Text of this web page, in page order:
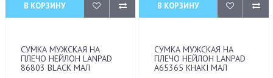
В КОРЗИНУ
СУМКА МУЖСКАЯ НА
ПЛЕЧО НЕЙЛОН LANPAD
86803 BLACK МАЛ
В КОРЗИНУ
СУМКА МУЖСКАЯ НА
ПЛЕЧО НЕЙЛОН LANPAD
A65365 KHAKI МАЛ